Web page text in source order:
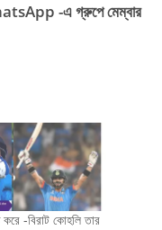
-এ গ্রুপে মেম্বার
করে -বিরাট কোহলি তার